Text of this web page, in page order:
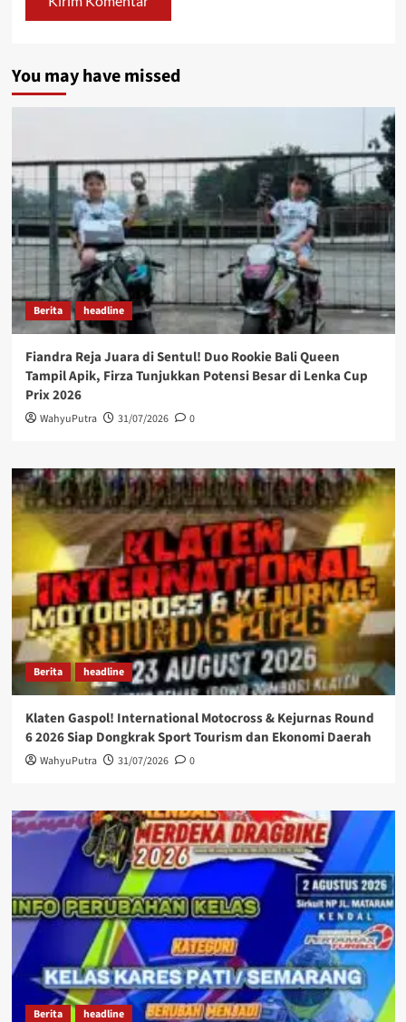
You may have missed
Berita headline
Fiandra Reja Juara di Sentul! Duo Rookie Bali Queen
Tampil Apik, Firza Tunjukkan Potensi Besar di Lenka Cup
Prix 2026
WahyuPutra 31/07/2026 0
Berita headline
Klaten Gaspol! International Motocross & Kejurnas Round
6 2026 Siap Dongkrak Sport Tourism dan Ekonomi Daerah
WahyuPutra 31/07/2026 0
Berita headline